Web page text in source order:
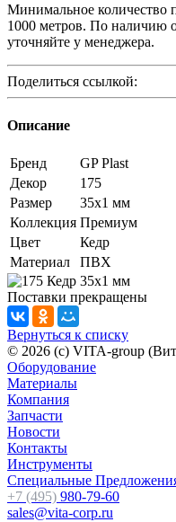
Минимальное количество
1000 метров. По наличию
уточняйте у менеджера.
Поделиться ссылкой:
Описание
Бренд
GP Plast
Декор
175
Размер
35x1 мм
Коллекция Премиум
Цвет
Кедр
Материал
ПВХ
Поставки прекращены
Вернуться к списку
© 2026 (c) VITA-group
Оборудование
Материалы
Компания
Запчасти
Новости
Контакты
Инструменты
Специальные
+7 (495) 980-79-60
sales@vita-corp.ru